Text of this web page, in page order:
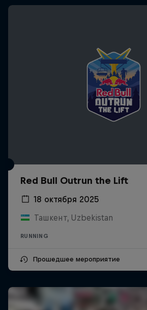
Red Bull Outrun the Lift
18 октября 2025
Ташкент, Uzbekistan
RUNNING
Прошедшее мероприятие